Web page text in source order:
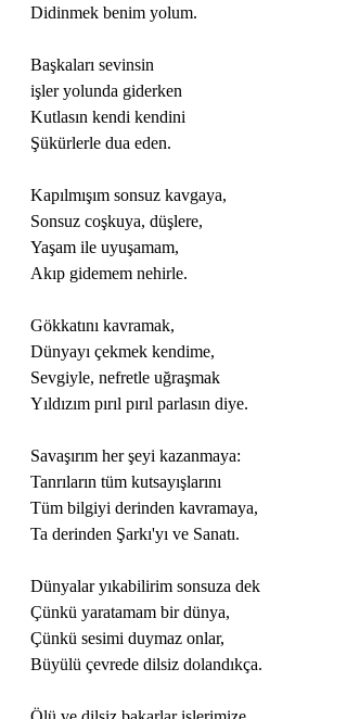
Didinmek benim yolum.
Başkaları sevinsin
işler yolunda giderken
Kutlasın kendi kendini
Şükürlerle dua eden.
Kapılmışım sonsuz kavgaya,
Sonsuz coşkuya, düşlere,
Yaşam ile uyuşamam,
Akıp gidemem nehirle.
Gökkatını kavramak,
Dünyayı çekmek kendime,
Sevgiyle, nefretle uğraşmak
Yıldızım pırıl pırıl parlasın diye.
Savaşırım her şeyi kazanmaya:
Tanrıların tüm kutsayışlarını
Tüm bilgiyi derinden kavramaya,
Ta derinden Şarkı'yı ve Sanatı.
Dünyalar yıkabilirim sonsuza dek
Çünkü yaratamam bir dünya,
Çünkü sesimi duymaz onlar,
Büyülü çevrede dilsiz dolandıkça.